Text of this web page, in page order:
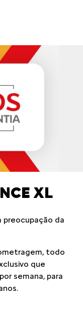
XL
preocupação da
todo
que
semana, para